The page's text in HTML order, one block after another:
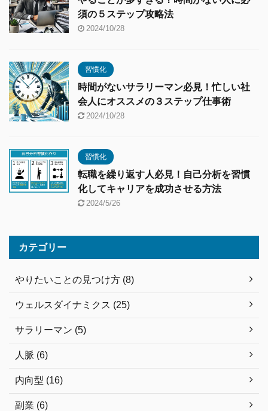
須の５ステップ攻略法
2024/10/28
習慣化
時間がないサラリーマン必見！忙しい社
会人にオススメの３ステップ仕事術
2024/10/28
習慣化
転職を繰り返す人必見！自己分析を習慣
化してキャリアを成功させる方法
2024/5/26
カテゴリー
やりたいことの見つけ方 (8)
ウェルスダイナミクス (25)
サラリーマン (5)
人脈 (6)
内向型 (16)
副業 (6)